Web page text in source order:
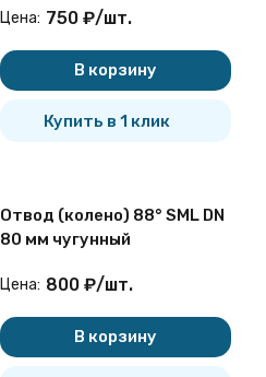
Цена: 750 ₽/шт.
В корзину
Купить в 1 клик
Отвод (колено) 88° SML DN
80 мм чугунный
Цена: 800 ₽/шт.
В корзину